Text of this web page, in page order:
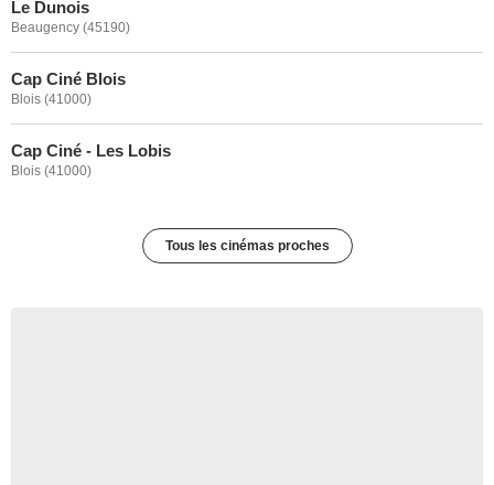
Le Dunois
Beaugency (45190)
Cap Ciné Blois
Blois (41000)
Cap Ciné - Les Lobis
Blois (41000)
Tous les cinémas proches